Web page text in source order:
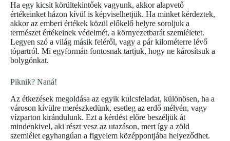
Ha egy kicsit körültekintőek vagyunk, akkor alapvető
értékeinket házon kívül is képviselhetjük. Ha minket kérdeztek,
akkor az emberi értékek közül előkelő helyre soroljuk a
természet értékeinek védelmét, a környezetbarát szemléletet.
Legyen szó a világ másik feléről, vagy a pár kilométerre lévő
tópartról. Mi egyformán fontosnak tartjuk, hogy ne károsítsuk a
bolygónkat.
Piknik? Naná!
Az étkezések megoldása az egyik kulcsfeladat, különösen, ha a
városon kívülre merészkedünk, esetleg az erdő mélyén, vagy
vízparton kirándulunk. Ezt a kérdést előre beszéljük át
mindenkivel, aki részt vesz az utazáson, mert így a zöld
szemlélet egyhangúan a figyelem középpontjába helyeződhet.